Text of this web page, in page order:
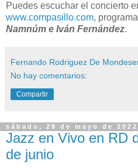
Puedes escuchar el concierto
www.compasillo.com,
Namnúm e Iván Fernández.
Fernando Rodriguez De
No hay comentarios:
Compartir
sábado, 28 de mayo de 2022
Jazz en Vivo en RD
de junio